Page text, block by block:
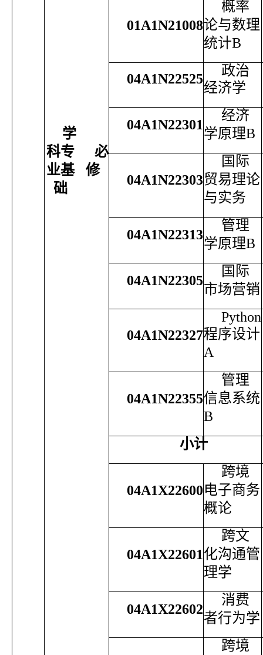
学
科专
业基
础
必
修
01A1N21008
概率
论与数理
统计B
04A1N22525
政治
经济学
04A1N22301
经济
学原理B
04A1N22303
国际
贸易理论
与实务
04A1N22313
管理
学原理B
04A1N22305
国际
市场营销
04A1N22327
Python
程序设计
A
04A1N22355
管理
信息系统
B
小计
04A1X22600
跨境
电子商务
概论
04A1X22601
跨文
化沟通管
理学
04A1X22602
消费
者行为学
跨境